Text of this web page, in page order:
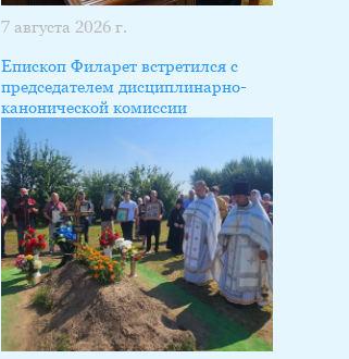
7 августа 2026 г.
Епископ Филарет встретился с
председателем дисциплинарно-
канонической комиссии